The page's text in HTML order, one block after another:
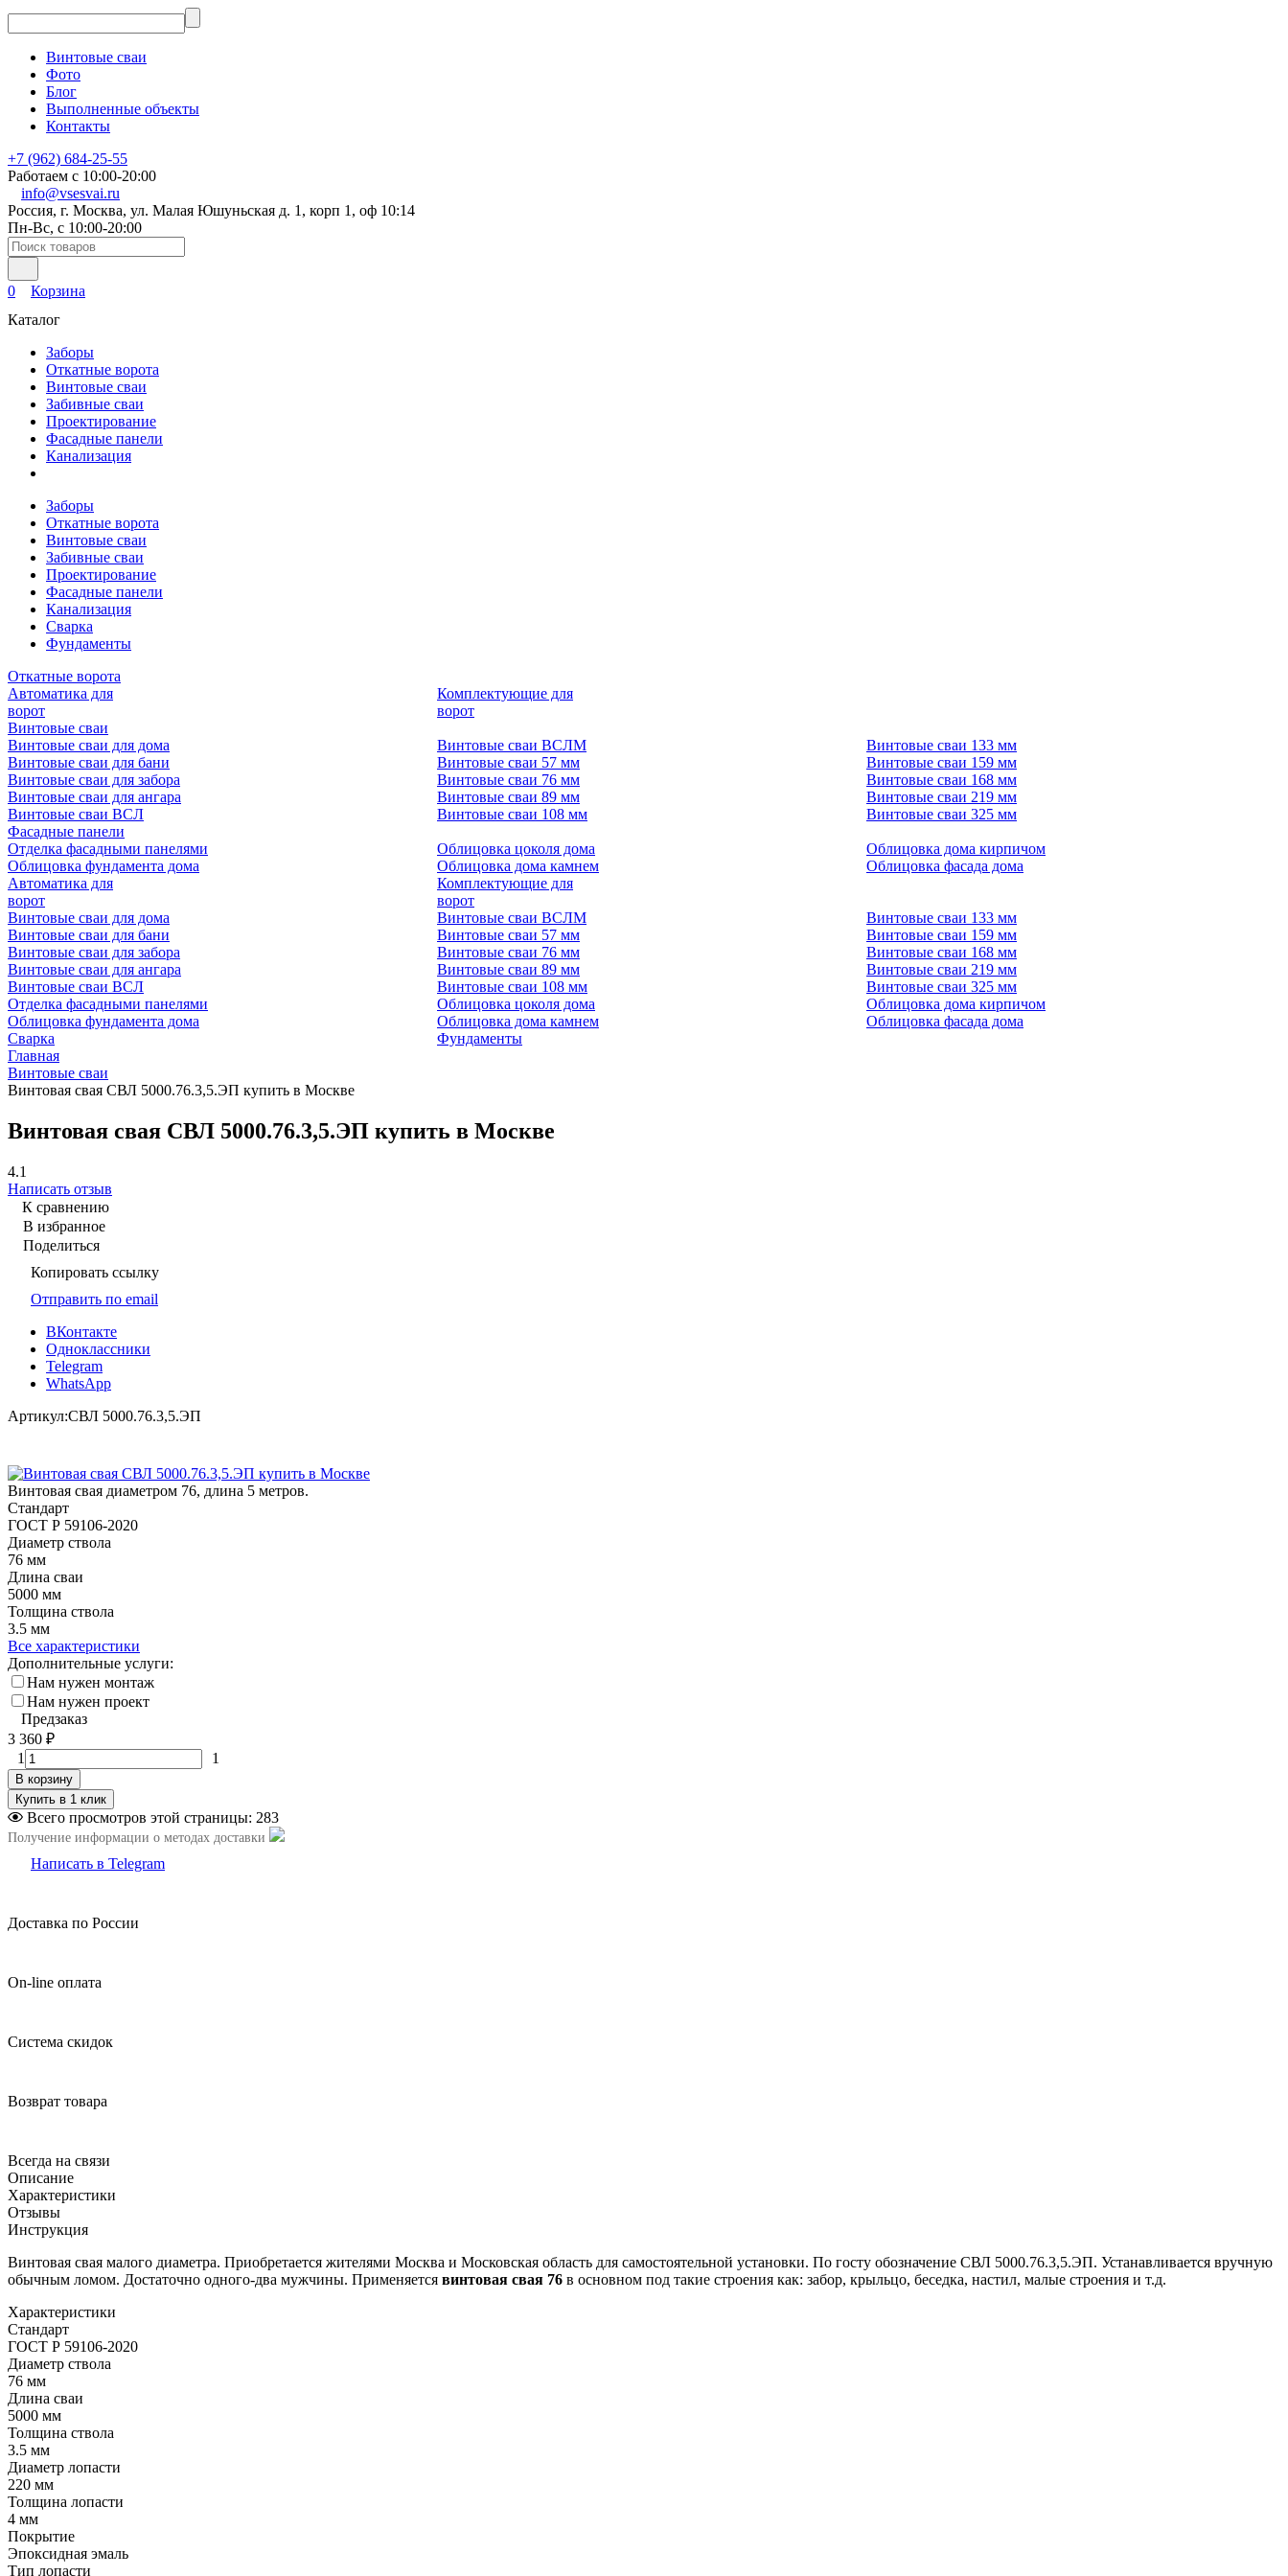
Винтовые сваи
Фото
Блог
Выполненные объекты
Контакты
+7 (962) 684-25-55
Работаем с 10:00-20:00
info@vsesvai.ru
Россия, г. Москва, ул. Малая Юшуньская д. 1, корп 1, оф 10:14
Пн-Вс, с 10:00-20:00
0
Корзина
Каталог
Заборы
Откатные ворота
Винтовые сваи
Забивные сваи
Проектирование
Фасадные панели
Канализация
Заборы
Откатные ворота
Винтовые сваи
Забивные сваи
Проектирование
Фасадные панели
Канализация
Сварка
Фундаменты
Откатные ворота
Автоматика для
ворот
Комплектующие для
ворот
Винтовые сваи
Винтовые сваи для дома
Винтовые сваи для бани
Винтовые сваи для забора
Винтовые сваи для ангара
Винтовые сваи ВСЛ
Винтовые сваи ВСЛМ
Винтовые сваи 57 мм
Винтовые сваи 76 мм
Винтовые сваи 89 мм
Винтовые сваи 108 мм
Винтовые сваи 133 мм
Винтовые сваи 159 мм
Винтовые сваи 168 мм
Винтовые сваи 219 мм
Винтовые сваи 325 мм
Фасадные панели
Отделка фасадными панелями
Облицовка фундамента дома
Облицовка цоколя дома
Облицовка дома камнем
Облицовка дома кирпичом
Облицовка фасада дома
Автоматика для
ворот
Комплектующие для
ворот
Винтовые сваи для дома
Винтовые сваи для бани
Винтовые сваи для забора
Винтовые сваи для ангара
Винтовые сваи ВСЛ
Винтовые сваи ВСЛМ
Винтовые сваи 57 мм
Винтовые сваи 76 мм
Винтовые сваи 89 мм
Винтовые сваи 108 мм
Винтовые сваи 133 мм
Винтовые сваи 159 мм
Винтовые сваи 168 мм
Винтовые сваи 219 мм
Винтовые сваи 325 мм
Отделка фасадными панелями
Облицовка фундамента дома
Облицовка цоколя дома
Облицовка дома камнем
Облицовка дома кирпичом
Облицовка фасада дома
Сварка
Фундаменты
Главная
Винтовые сваи
Винтовая свая СВЛ 5000.76.3,5.ЭП купить в Москве
Винтовая свая СВЛ 5000.76.3,5.ЭП купить в Москве
4.1
Написать отзыв
К сравнению
В избранное
Поделиться
Копировать ссылку
Отправить по email
ВКонтакте
Одноклассники
Telegram
WhatsApp
Артикул:СВЛ 5000.76.3,5.ЭП
Винтовая свая диаметром 76, длина 5 метров.
Стандарт
ГОСТ Р 59106-2020
Диаметр ствола
76 мм
Длина сваи
5000 мм
Толщина ствола
3.5 мм
Все характеристики
Дополнительные услуги:
Нам нужен монтаж
Нам нужен проект
Предзаказ
3 360 ₽
1
1
В корзину
Всего просмотров этой страницы: 283
Получение информации о методах доставки
Написать в Telegram
Доставка по России
On-line оплата
Система скидок
Возврат товара
Всегда на связи
Описание
Характеристики
Отзывы
Инструкция
Винтовая свая малого диаметра. Приобретается жителями Москва и Московская область для самостоятельной установки. По госту обозначение СВЛ 5000.76.3,5.ЭП. Устанавливается вручную
обычным ломом. Достаточно одного-два мужчины. Применяется винтовая свая 76 в основном под такие строения как: забор, крыльцо, беседка, настил, малые строения и т.д.
Характеристики
Стандарт
ГОСТ Р 59106-2020
Диаметр ствола
76 мм
Длина сваи
5000 мм
Толщина ствола
3.5 мм
Диаметр лопасти
220 мм
Толщина лопасти
4 мм
Покрытие
Эпоксидная эмаль
Тип лопасти